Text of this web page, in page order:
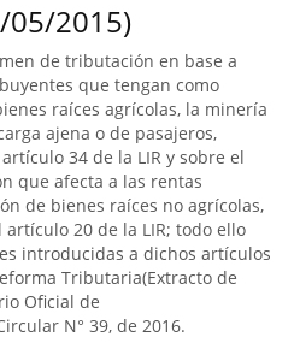
05/2015)
de tributación en base a
que tengan como
raíces agrícolas, la minería
ajena o de pasajeros,
34 de la LIR y sobre el
que afecta a las rentas
de bienes raíces no agrícolas,
20 de la LIR; todo ello
introducidas a dichos artículos
Tributaria(Extracto de
Oficial de
N° 39, de 2016.